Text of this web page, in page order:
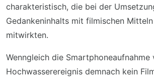
charakteristisch, die bei der
Gedankeninhalts mit filmischen
mitwirkten.
Wenngleich die Smartphoneaufnahme
Hochwasserereignis demnach kein